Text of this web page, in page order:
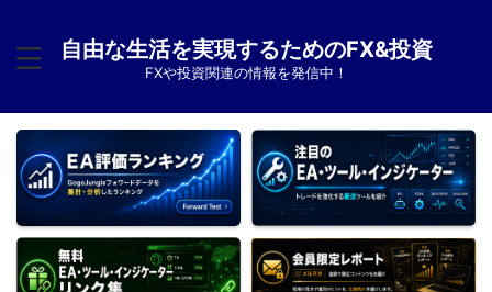
自由な生活を実現するためのFX&投資
FXや投資関連の情報を発信中！